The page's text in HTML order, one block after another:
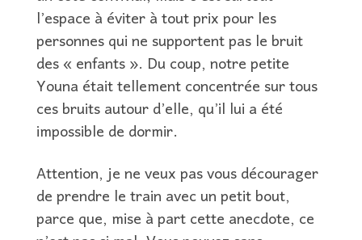
l’espace à éviter à tout prix pour les
personnes qui ne supportent pas le bruit
des « enfants ». Du coup, notre petite
Youna était tellement concentrée sur tous
ces bruits autour d’elle, qu’il lui a été
impossible de dormir.
Attention, je ne veux pas vous décourager
de prendre le train avec un petit bout,
parce que, mise à part cette anecdote, ce